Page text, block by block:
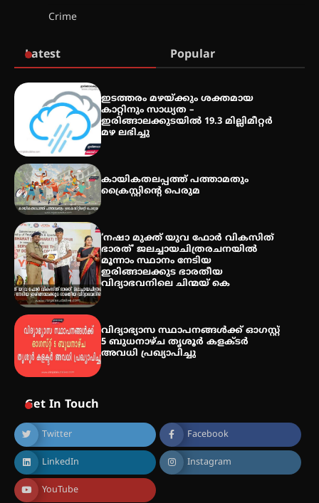
തേലപ്പിളളി പാറേമൽ വറീത്
തോമാസ് (69) അന്തരിച്ചു
അരങ്ങ് 2026′ ആഗസ്റ്റ് 8, 9
തീയതികളിൽ
Crime
Latest Popular
ഇടത്തരം മഴയ്ക്കും ശക്തമായ
കാറ്റിനും സാധ്യത –
ഇരിങ്ങാലക്കുടയിൽ 19.3 മില്ലിമീറ്റർ
മഴ ലഭിച്ചു
കായികതലപ്പത്ത് പത്താമതും
ക്രൈസ്റ്റിന്റെ പെരുമ
‘നഷാ മുക്ത് യുവ ഫോർ വികസിത്
ഭാരത്’ ജലച്ചായചിത്രരചനയിൽ
മൂന്നാം സ്ഥാനം നേടിയ
ഇരിങ്ങാലക്കുട ഭാരതീയ
വിദ്യാഭവനിലെ ചിന്മയ് കെ
വിദ്യാഭ്യാസ സ്ഥാപനങ്ങള്‍ക്ക് ഓഗസ്റ്റ്
5 ബുധനാഴ്ച തൃശൂർ കളക്ടർ
അവധി പ്രഖ്യാപിച്ചു
Get In Touch
Twitter Facebook
LinkedIn Instagram
YouTube